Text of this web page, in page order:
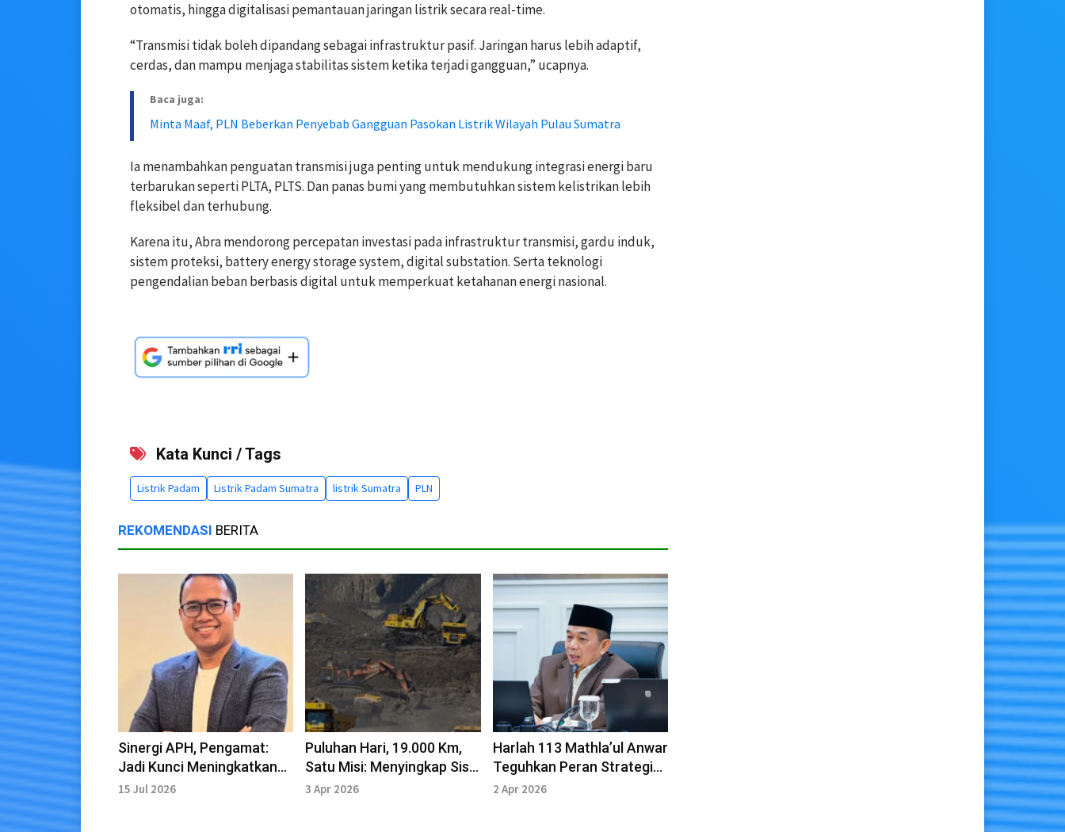
otomatis, hingga digitalisasi pemantauan jaringan listrik secara real-time.
“Transmisi tidak boleh dipandang sebagai infrastruktur pasif. Jaringan harus lebih adaptif,
cerdas, dan mampu menjaga stabilitas sistem ketika terjadi gangguan,” ucapnya.
Baca juga:
Minta Maaf, PLN Beberkan Penyebab Gangguan Pasokan Listrik Wilayah Pulau Sumatra
Ia menambahkan penguatan transmisi juga penting untuk mendukung integrasi energi baru
terbarukan seperti PLTA, PLTS. Dan panas bumi yang membutuhkan sistem kelistrikan lebih
fleksibel dan terhubung.
Karena itu, Abra mendorong percepatan investasi pada infrastruktur transmisi, gardu induk,
sistem proteksi, battery energy storage system, digital substation. Serta teknologi
pengendalian beban berbasis digital untuk memperkuat ketahanan energi nasional.
Kata Kunci / Tags
Listrik Padam Listrik Padam Sumatra listrik Sumatra PLN
REKOMENDASI BERITA
Sinergi APH, Pengamat:
Jadi Kunci Meningkatkan
Kepercayaan Publik
15 Jul 2026
Puluhan Hari, 19.000 Km,
Satu Misi: Menyingkap Sisi
Lain Tambang
3 Apr 2026
Harlah 113 Mathla’ul Anwar
Teguhkan Peran Strategis
Umat
2 Apr 2026